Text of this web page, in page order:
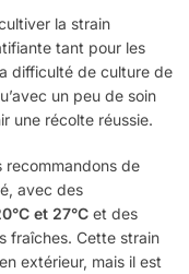
la strain
tant pour les
difficulté de culture de
un peu de soin
une récolte réussie.
recommandons de
avec des
et 27°C et des
fraîches. Cette strain
extérieur, mais il est